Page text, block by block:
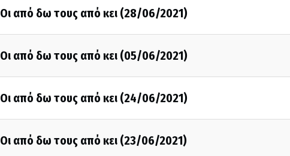
Οι από δω τους από κει (28/06/2021)
Οι από δω τους από κει (05/06/2021)
Οι από δω τους από κει (24/06/2021)
Οι από δω τους από κει (23/06/2021)